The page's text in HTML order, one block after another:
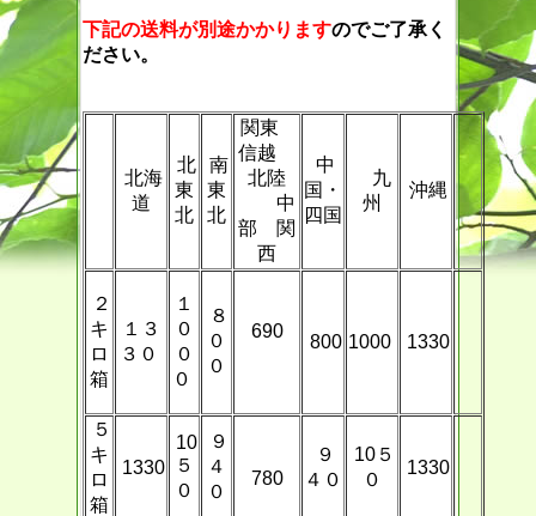
下記の送料が別途かかりますのでご了承く
ださい。
北海
道
北
東
北
南
東
北
関東
信越
北陸
中
部 関
西
中
国・
四国
九
州
沖縄
２
キ
ロ
箱
１３
３０
１
０
０
０
８
０
０
690
800 1000 1330
５
キ
ロ
箱
1330
10
５
０
９
４
０
780
９
４０
10５
０
1330